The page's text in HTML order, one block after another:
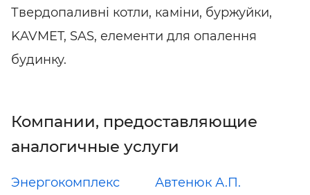
Твердопаливні котли, каміни, буржуйки,
KAVMET, SAS, елементи для опалення
будинку.
Компании, предоставляющие
аналогичные услуги
Энергокомплекс Автенюк А.П.